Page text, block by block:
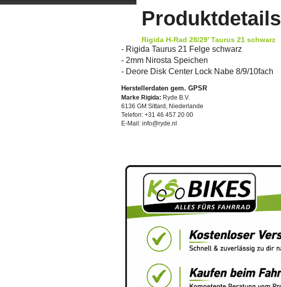
Produktdetails
Rigida H-Rad 28/29' Taurus 21 schwarz
- Rigida Taurus 21 Felge schwarz
- 2mm Nirosta Speichen
- Deore Disk Center Lock Nabe 8/9/10fach
Herstellerdaten gem. GPSR
Marke Rigida: Ryde B.V.
6136 GM Sittard, Niederlande
Telefon: +31 46 457 20 00
E-Mail: info@ryde.nl